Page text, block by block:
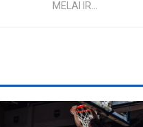
MELAI IR...